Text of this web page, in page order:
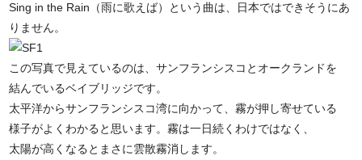
Sing in the Rain（雨に歌えば）という曲は、日本ではできそうにあ
りません。
この写真で見えているのは、サンフランシスコとオークランドを
結んでいるベイブリッジです。
太平洋からサンフランシスコ湾に向かって、霧が押し寄せている
様子がよくわかると思います。霧は一日続くわけではなく、
太陽が高くなるとまさに雲散霧消します。